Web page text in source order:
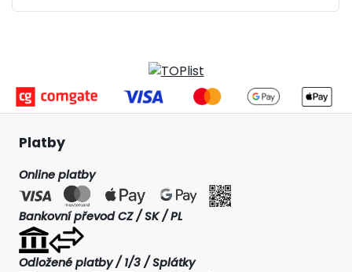
Platby
Online platby
Bankovní převod CZ / SK / PL
Odložené platby / 1/3 / Splátky